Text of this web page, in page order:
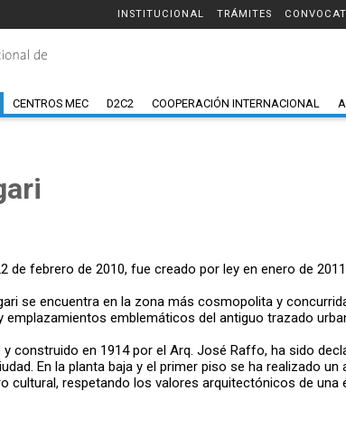
INSTITUCIONAL TRÁMITES
CENTROS MEC D2C2 COOPERACIÓN INTERNACIONAL
de febrero de 2010, fue creado por ley en enero de
se encuentra en la zona más cosmopolita y
emblemáticos del antiguo trazado
construido en 1914 por el Arq. José Raffo, ha sido
En la planta baja y el primer piso se ha realizado
cultural, respetando los valores arquitectónicos de una